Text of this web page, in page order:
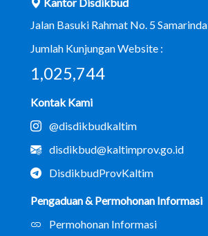
Jalan Basuki Rahmat No. 5 Samarinda
Jumlah Kunjungan Website :
1,025,744
Kontak Kami
@disdikbudkaltim
disdikbud@kaltimprov.go.id
DisdikbudProvKaltim
Pengaduan & Permohonan Informasi
Permohonan Informasi